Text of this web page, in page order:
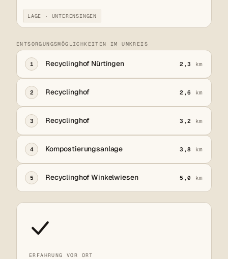
LAGE · UNTERENSINGEN
ENTSORGUNGSMÖGLICHKEITEN IM UMKREIS
1 Recyclinghof Nürtingen 2,3 km
2 Recyclinghof 2,6 km
3 Recyclinghof 3,2 km
4 Kompostierungsanlage 3,8 km
5 Recyclinghof Winkelwiesen 5,0 km
ERFAHRUNG VOR ORT